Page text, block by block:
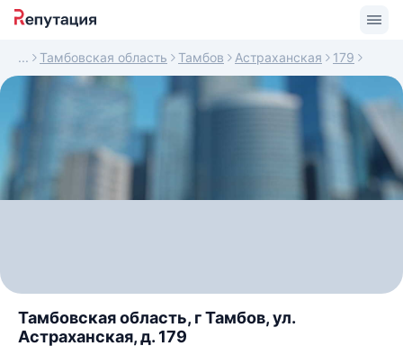
Тамбовская область Тамбов Астраханская 179
Тамбовская область, г Тамбов, ул.
Астраханская, д. 179